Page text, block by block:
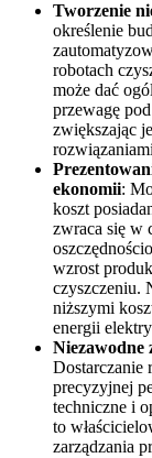
Tworzenie
określenie
robotach
może dać
przewagę
zwiększając
ekonomii:
koszt
zwraca się w
wzrost
czyszczeniu.
niższymi
energii
Niezawodne
Dostarczanie
precyzyjnej
techniczne i
to
zarządzania